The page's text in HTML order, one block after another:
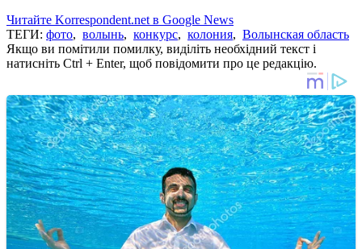
Читайте Korrespondent.net в Google News
ТЕГИ: фото, волынь, конкурс, колония, Волынская область
Якщо ви помітили помилку, виділіть необхідний текст і
натисніть Ctrl + Enter, щоб повідомити про це редакцію.